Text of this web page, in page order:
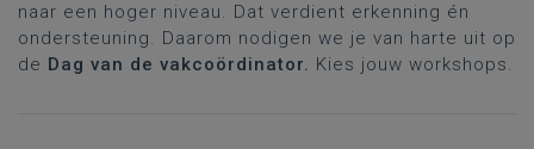
naar een hoger niveau. Dat verdient erkenning én
ondersteuning. Daarom nodigen we je van harte uit op
de Dag van de vakcoördinator. Kies jouw workshops.